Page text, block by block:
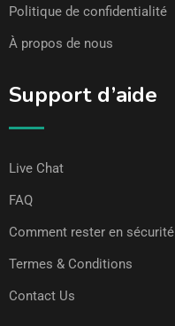
Politique de confidentialité
À propos de nous
Support d’aide
Live Chat
FAQ
Comment rester en sécurité
Termes & Conditions
Contact Us